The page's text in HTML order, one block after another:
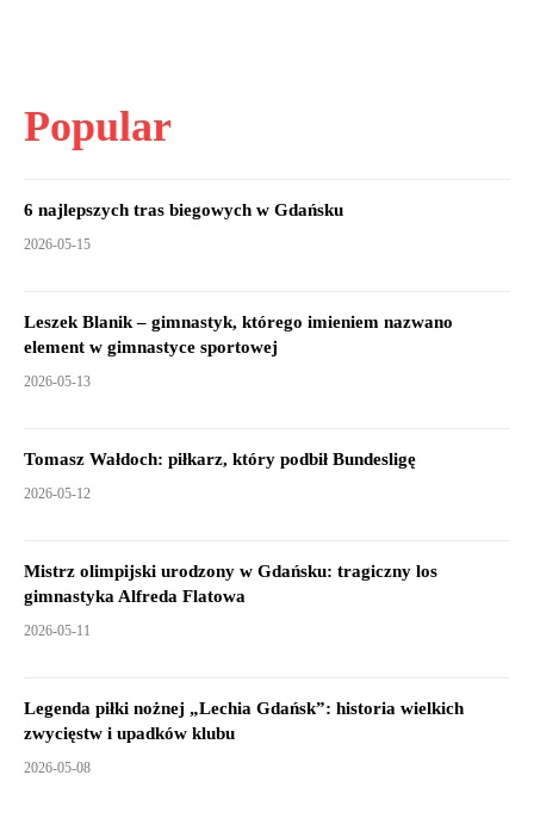
Popular
6 najlepszych tras biegowych w Gdańsku
2026-05-15
Leszek Blanik – gimnastyk, którego imieniem nazwano
element w gimnastyce sportowej
2026-05-13
Tomasz Wałdoch: piłkarz, który podbił Bundesligę
2026-05-12
Mistrz olimpijski urodzony w Gdańsku: tragiczny los
gimnastyka Alfreda Flatowa
2026-05-11
Legenda piłki nożnej „Lechia Gdańsk”: historia wielkich
zwycięstw i upadków klubu
2026-05-08